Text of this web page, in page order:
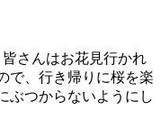
さんはお花見行かれ
で、行き帰りに桜を楽
ぶつからないようにし